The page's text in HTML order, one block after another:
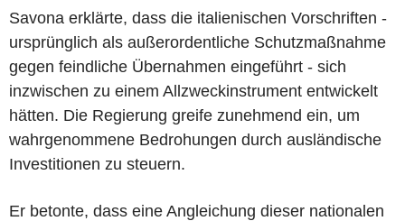
Savona erklärte, dass die italienischen Vorschriften -
ursprünglich als außerordentliche Schutzmaßnahme
gegen feindliche Übernahmen eingeführt - sich
inzwischen zu einem Allzweckinstrument entwickelt
hätten. Die Regierung greife zunehmend ein, um
wahrgenommene Bedrohungen durch ausländische
Investitionen zu steuern.
Er betonte, dass eine Angleichung dieser nationalen